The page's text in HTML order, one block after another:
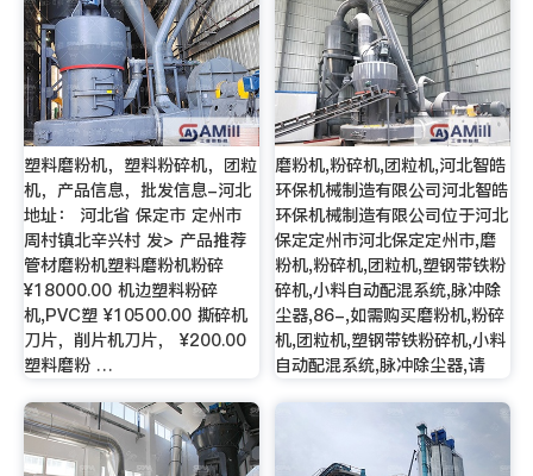
塑料磨粉机，塑料粉碎机，团粒
机，产品信息，批发信息-河北
地址： 河北省 保定市 定州市
周村镇北辛兴村 发> 产品推荐
管材磨粉机塑料磨粉机粉碎
¥18000.00 机边塑料粉碎
机,PVC塑 ¥10500.00 撕碎机
刀片，削片机刀片， ¥200.00
塑料磨粉 …
磨粉机,粉碎机,团粒机,河北智皓
环保机械制造有限公司河北智皓
环保机械制造有限公司位于河北
保定定州市河北保定定州市,磨
粉机,粉碎机,团粒机,塑钢带铁粉
碎机,小料自动配混系统,脉冲除
尘器,86-,如需购买磨粉机,粉碎
机,团粒机,塑钢带铁粉碎机,小料
自动配混系统,脉冲除尘器,请